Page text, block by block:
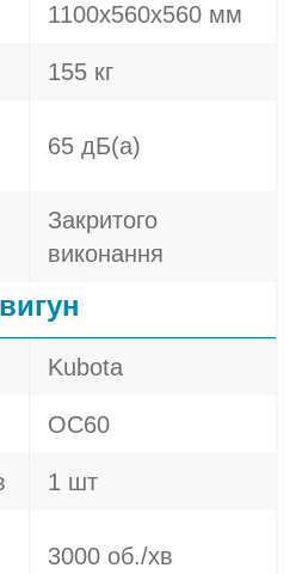
1100х560х560 мм
155 кг
65 дБ(а)
Закритого
виконання
Kubota
OC60
1 шт
3000 об./хв